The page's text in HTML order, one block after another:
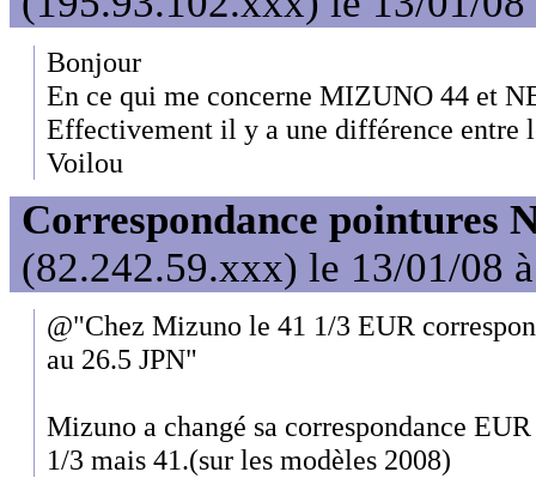
Bonjour
En ce qui me concerne MIZUNO 44 et
Effectivement il y a une différence entre
Voilou
Correspondance pointures
(82.242.59.xxx) le 13/01/08
@"Chez Mizuno le 41 1/3 EUR
au 26.5 JPN"
Mizuno a changé sa correspondance
1/3 mais 41.(sur les modèles 2008)